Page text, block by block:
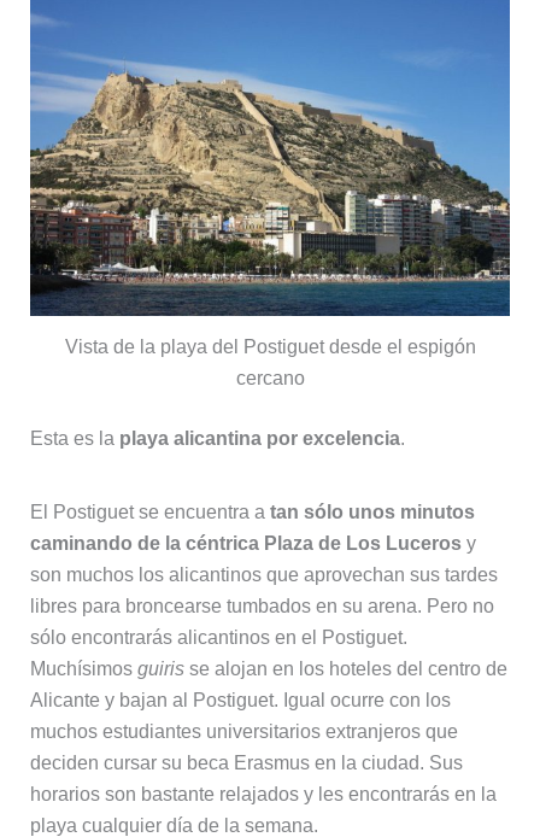
Vista de la playa del Postiguet desde el espigón
cercano
Esta es la playa alicantina por excelencia.
El Postiguet se encuentra a tan sólo unos minutos
caminando de la céntrica Plaza de Los Lucerosy
son muchos los alicantinos que aprovechan sus tardes
libres para broncearse tumbados en su arena. Pero no
sólo encontrarás alicantinos en el Postiguet.
Muchísimos guirisse alojan en los hoteles del centro de
Alicante y bajan al Postiguet. Igual ocurre con los
muchos estudiantes universitarios extranjeros que
deciden cursar su beca Erasmus en la ciudad. Sus
horarios son bastante relajados y les encontrarás en la
playa cualquier día de la semana.